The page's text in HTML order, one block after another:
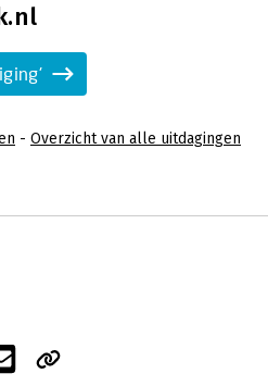
- Overzicht van alle uitdagingen